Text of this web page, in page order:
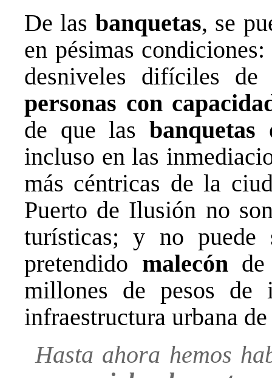
De las banquetas, se
en pésimas
desniveles difíciles
personas con
de que las banquetas
incluso en las
más céntricas de la
Puerto de Ilusión no
turísticas; y no puede
pretendido malecónde
millones de pesos
infraestructura urbana
Hasta ahora hemos